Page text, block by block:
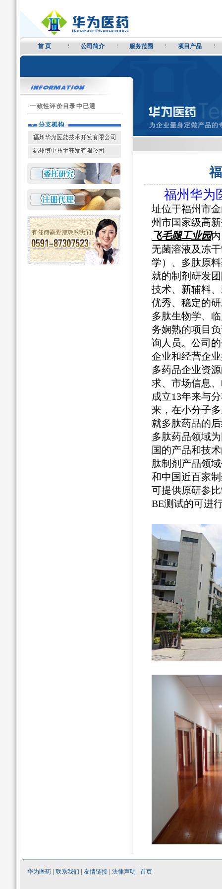
首 页 公司简介 服务范围 项目产品
·一致性评价目录中已通
福州华为
址位于福州市
州市国家级高
飞毛腿工业园
无菌溶液及冻
学）、多肽原
就的制剂研发
技术、新辅料
优秀、稳定的
多肽生物学、
务娴熟的项目
询人员。公司
企业和经营企
多药品企业资
求、市场信息
成立13年来与
来，在小分子
就多肽药品的
多肽药品领域
国的产品和技
肽制剂产品领
和中国近百家
可提供原研参
BE测试的可进
华为医药 联系我们 友情链接 法律声明 首页